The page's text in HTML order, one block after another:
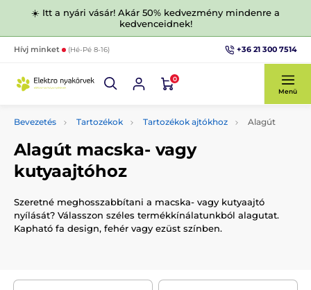
☀️ Itt a nyári vásár! Akár 50% kedvezmény mindenre a
kedvenceidnek!
Hívj minket (Hé-Pé 8-16) +36 21 300 7514
0
Menü
Bevezetés Tartozékok Tartozékok ajtókhoz Alagút
Alagút macska- vagy
kutyaajtóhoz
Szeretné meghosszabbítani a macska- vagy kutyaajtó
nyílását? Válasszon széles termékkínálatunkból alagutat.
Kapható fa design, fehér vagy ezüst színben.